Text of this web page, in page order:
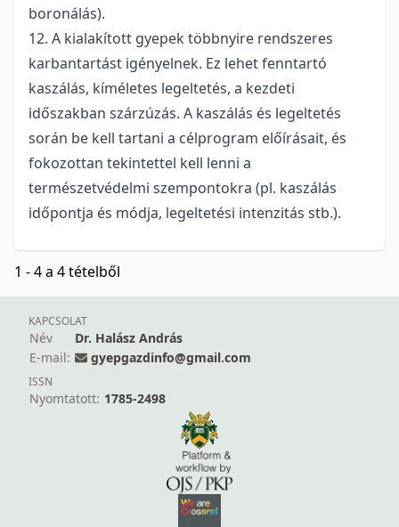
boronálás).
12. A kialakított gyepek többnyire rendszeres
karbantartást igényelnek. Ez lehet fenntartó
kaszálás, kíméletes legeltetés, a kezdeti
időszakban szárzúzás. A kaszálás és legeltetés
során be kell tartani a célprogram előírásait, és
fokozottan tekintettel kell lenni a
természetvédelmi szempontokra (pl. kaszálás
időpontja és módja, legeltetési intenzitás stb.).
1 - 4 a 4 tételből
KAPCSOLAT
Név
Dr. Halász András
E-mail:
gyepgazdinfo@gmail.com
ISSN
Nyomtatott: 1785-2498